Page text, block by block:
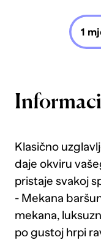
1
Klasično
daje okviru
pristaje svakoj
- Mekana
mekana,
po gustoj hrpi